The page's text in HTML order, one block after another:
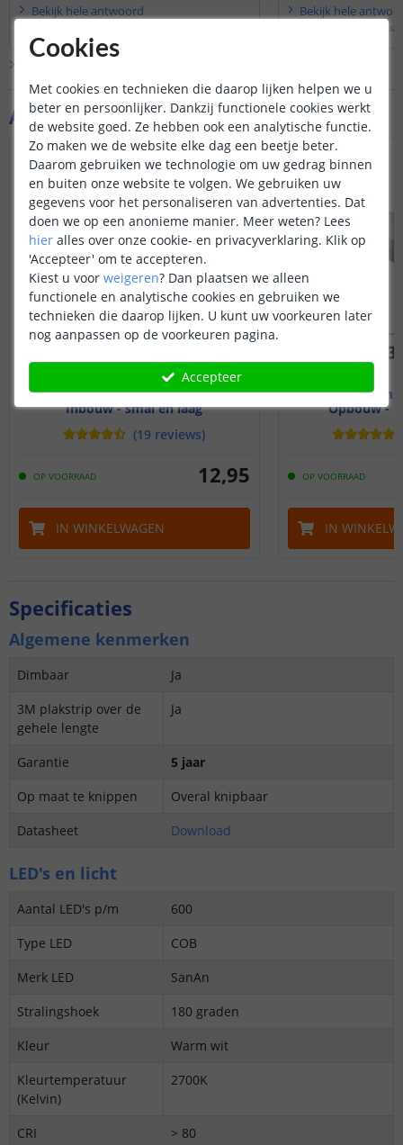
Aanvullende producten
1M - compleet profiel
Inbouw - smal en laag
(19 reviews)
OP VOORRAAD 12,95
IN WINKELWAGEN
1M -
Opbouw -
OP VOORRAAD
IN
en adapter.
Bekijk hele antwoord Bekijk hele
Specificaties
Algemene kenmerken
Dimbaar
Ja
3M plakstrip over de
gehele lengte
Ja
Garantie
5 jaar
Op maat te knippen
Overal knipbaar
Datasheet
Download
LED's en licht
Aantal LED's p/m
600
Type LED
COB
Merk LED
SanAn
Stralingshoek
180 graden
Kleur
Warm wit
Kleurtemperatuur
(Kelvin)
2700K
CRI
> 80
Cookies
Met cookies en technieken die daarop lijken helpen we u
beter en persoonlijker. Dankzij functionele cookies werkt
de website goed. Ze hebben ook een analytische functie.
Zo maken we de website elke dag een beetje beter.
Daarom gebruiken we technologie om uw gedrag binnen
en buiten onze website te volgen. We gebruiken uw
gegevens voor het personaliseren van advertenties. Dat
doen we op een anonieme manier. Meer weten? Lees
hier alles over onze cookie- en privacyverklaring. Klik op
'Accepteer' om te accepteren.
Kiest u voor weigeren? Dan plaatsen we alleen
functionele en analytische cookies en gebruiken we
technieken die daarop lijken. U kunt uw voorkeuren later
nog aanpassen op de voorkeuren pagina.
Accepteer